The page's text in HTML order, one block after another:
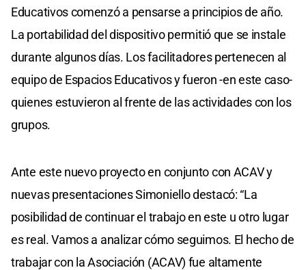
Educativos comenzó a pensarse a principios de año.
La portabilidad del dispositivo permitió que se instale
durante algunos días. Los facilitadores pertenecen al
equipo de Espacios Educativos y fueron -en este caso-
quienes estuvieron al frente de las actividades con los
grupos.
Ante este nuevo proyecto en conjunto con ACAV y
nuevas presentaciones Simoniello destacó: “La
posibilidad de continuar el trabajo en este u otro lugar
es real. Vamos a analizar cómo seguimos. El hecho de
trabajar con la Asociación (ACAV) fue altamente